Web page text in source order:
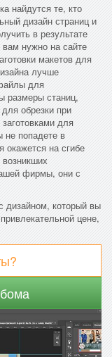
найдутся те, кто
дизайн страниц и
в результате
нужно на сайте
макетов для
лучше
для
размеры станиц,
обрезки при
для
не попадете в
окажется на сгибе
фирмы, они с
дизайном, который вы
цене,